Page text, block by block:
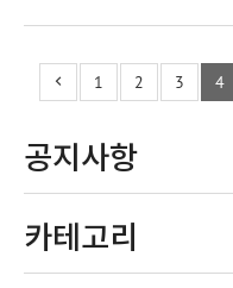
1 2 3 4
공지사항
카테고리